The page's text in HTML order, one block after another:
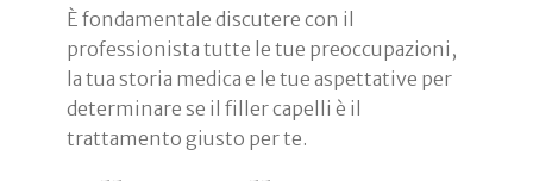
È fondamentale discutere con il
professionista tutte le tue preoccupazioni,
la tua storia medica e le tue aspettative per
determinare se il filler capelli è il
trattamento giusto per te.